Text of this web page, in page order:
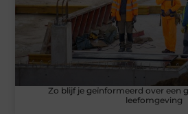
Zo blijf je geïnformeerd over een
leefomgeving